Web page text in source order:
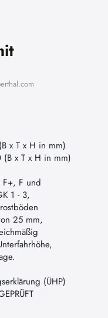
x T x H in mm)
x T x H in mm)
F+, F und
1 - 3,
25 mm,
(ÜHP)